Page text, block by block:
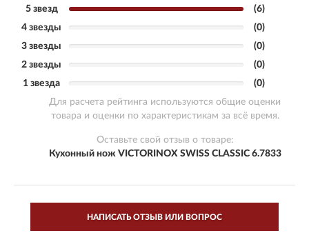
5 звезд
(6)
4 звезды
(0)
3 звезды
(0)
2 звезды
(0)
1 звезда
(0)
Для расчета рейтинга используются общие оценки
товара и оценки по характеристикам за всё время.
Оставьте свой отзыв о товаре:
Кухонный нож VICTORINOX SWISS CLASSIC 6.7833
НАПИСАТЬ ОТЗЫВ ИЛИ ВОПРОС